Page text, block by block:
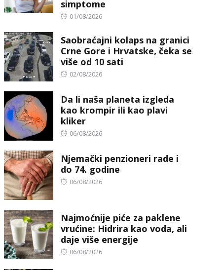
simptome
Posted
01/08/2026
Saobraćajni kolaps na granici
Crne Gore i Hrvatske, čeka se
više od 10 sati
Posted
02/08/2026
Da li naša planeta izgleda
kao krompir ili kao plavi
kliker
Posted
06/08/2026
Njemački penzioneri rade i
do 74. godine
Posted
06/08/2026
Najmoćnije piće za paklene
vrućine: Hidrira kao voda, ali
daje više energije
Posted
06/08/2026